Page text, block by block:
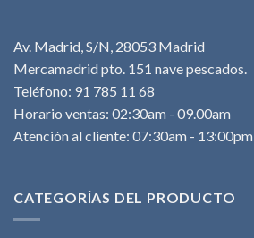
Av. Madrid, S/N, 28053 Madrid
Mercamadrid pto. 151 nave pescados.
Teléfono: 91 785 11 68
Horario ventas: 02:30am - 09.00am
Atención al cliente: 07:30am - 13:00pm
CATEGORÍAS DEL PRODUCTO